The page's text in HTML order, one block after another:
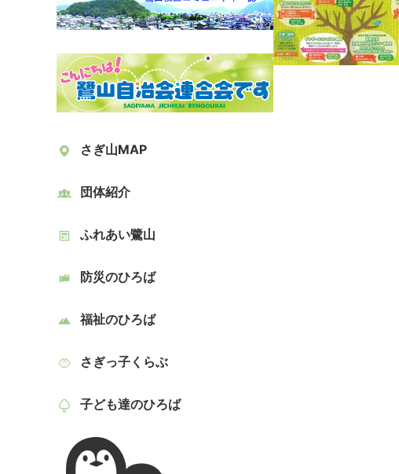
さぎ山MAP
団体紹介
ふれあい鷺山
防災のひろば
福祉のひろば
さぎっ子くらぶ
子ども達のひろば